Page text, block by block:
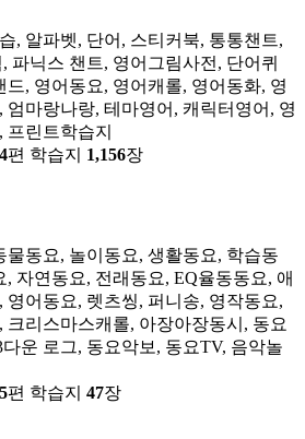
, 알파벳, 단어, 스티커북, 통통챈트,
파닉스 챈트, 영어그림사전, 단어퀴
드, 영어동요, 영어캐롤, 영어동화, 영
엄마랑나랑, 테마영어, 캐릭터영어, 영
프린트학습지
편 학습지 1,156장
물동요, 놀이동요, 생활동요, 학습동
, 자연동요, 전래동요, EQ율동동요, 애
영어동요, 렛츠씽, 퍼니송, 영작동요,
크리스마스캐롤, 아장아장동시, 동요
다운 로그, 동요악보, 동요TV, 음악놀
편 학습지 47장